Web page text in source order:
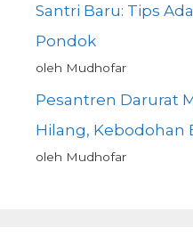
Santri Baru: Tips
Pondok
oleh Mudhofar
Pesantren Darurat
Hilang, Kebodohan
oleh Mudhofar